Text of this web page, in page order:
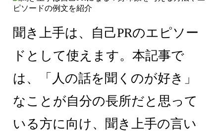
聞き上手は、自己PRのエピソー
ドとして使えます。本記事で
は、「人の話を聞くのが好き」
なことが自分の長所だと思って
いる方に向け、聞き上手の言い